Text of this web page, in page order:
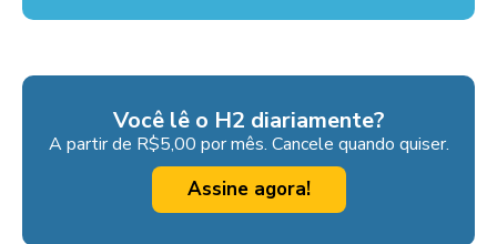
Você lê o H2 diariamente?
A partir de R$5,00 por mês. Cancele quando quiser.
Assine agora!